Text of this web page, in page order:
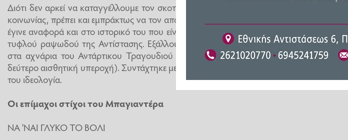
Διότι δεν αρκεί να καταγγέλλουμε τον σκοταδισμό, τον ρατσισμό και τον εκφασισμό της
κοινωνίας, πρέπει και εμπράκτως να τον αποτρέπουμε. Μάλιστα, εκτός από το ρεμπέτικο,
έγινε αναφορά και στο ιστορικό του που είναι μέρος της ιστορίας του Μπαγιαντέρα, του
τυφλού ραψωδού της Αντίστασης. Εξάλλου, Το Ρεμπέτικο τραγούδι περπάτησε επάνω
στα αχνάρια του Αντάρτικου Τραγουδιού (χωρίς αυτό, απαραίτητα να προσδίδει στο
δεύτερο αισθητική υπεροχή). Συντάχτηκε με το ΕΑΜ - ΕΛΑΣ κι ακολούθησε την πολιτική
του ιδεολογία.
Οι επίμαχοι στίχοι του Μπαγιαντέρα
ΝΑ 'ΝΑΙ ΓΛΥΚΟ ΤΟ ΒΟΛΙ